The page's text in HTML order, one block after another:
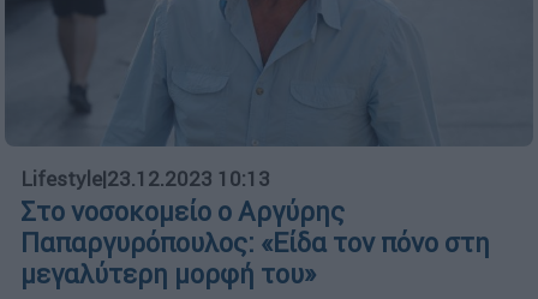
Lifestyle|23.12.2023 10:13
Στο νοσοκομείο ο Αργύρης
Παπαργυρόπουλος: «Είδα τον πόνο στη
μεγαλύτερη μορφή του»